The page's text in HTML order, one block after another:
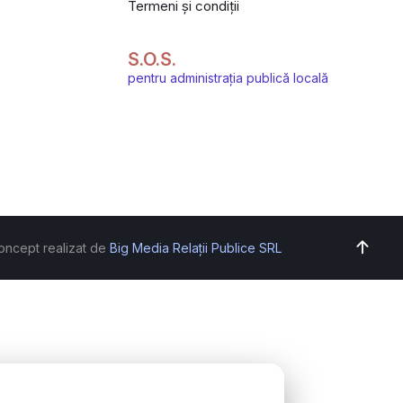
Termeni și condiții
S.O.S.
pentru administrația publică locală
realizat de Big Media Relații Publice SRL